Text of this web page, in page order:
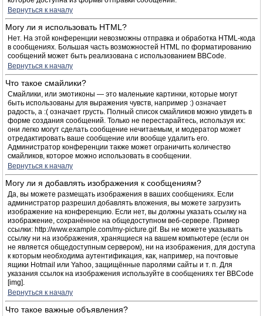
Вернуться к началу
Могу ли я использовать HTML?
Нет. На этой конференции невозможны отправка и обработка HTML-кода
в сообщениях. Большая часть возможностей HTML по форматированию
сообщений может быть реализована с использованием BBCode.
Вернуться к началу
Что такое смайлики?
Смайлики, или эмотиконы — это маленькие картинки, которые могут
быть использованы для выражения чувств, например :) означает
радость, а :( означает грусть. Полный список смайликов можно увидеть в
форме создания сообщений. Только не перестарайтесь, используя их:
они легко могут сделать сообщение нечитаемым, и модератор может
отредактировать ваше сообщение или вообще удалить его.
Администратор конференции также может ограничить количество
смайликов, которое можно использовать в сообщении.
Вернуться к началу
Могу ли я добавлять изображения к сообщениям?
Да, вы можете размещать изображения в ваших сообщениях. Если
администратор разрешил добавлять вложения, вы можете загрузить
изображение на конференцию. Если нет, вы должны указать ссылку на
изображение, сохранённое на общедоступном веб-сервере. Пример
ссылки: http://www.example.com/my-picture.gif. Вы не можете указывать
ссылку ни на изображения, хранящиеся на вашем компьютере (если он
не является общедоступным сервером), ни на изображения, для доступа
к которым необходима аутентификация, как, например, на почтовые
ящики Hotmail или Yahoo, защищённые паролями сайты и т. п. Для
указания ссылок на изображения используйте в сообщениях тег BBCode
[img].
Вернуться к началу
Что такое важные объявления?